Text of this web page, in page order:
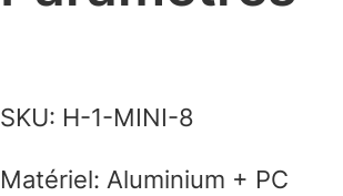
SKU: H-1-MINI-8
Matériel: Aluminium + PC